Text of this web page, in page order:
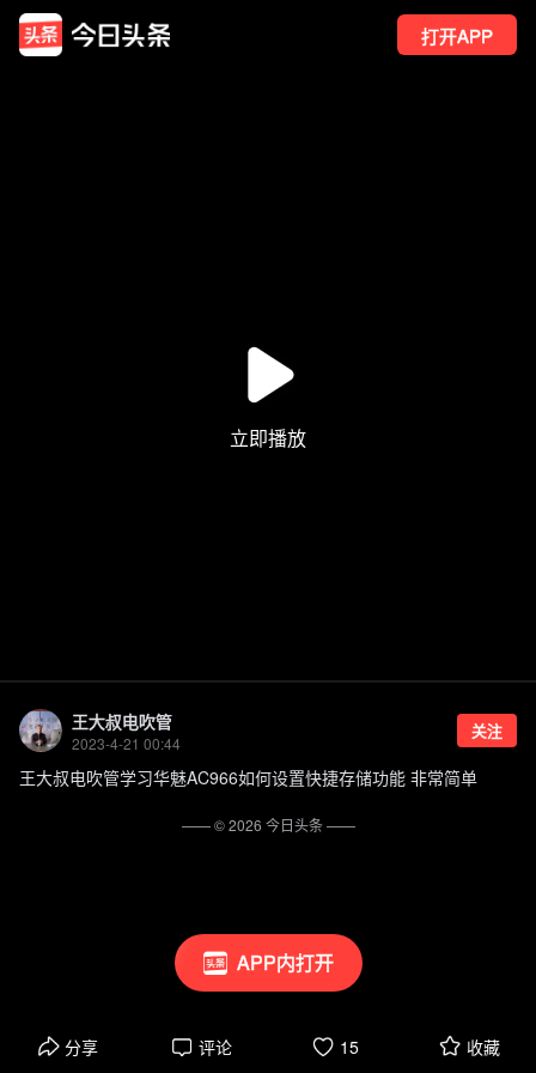
打开APP
APP内打开
王大叔电吹管
2023-4-21 00:44
关注
王大叔电吹管学习华魅AC966如何设置快捷存储功能 非常简单
分享 评论 15 收藏
—— ©2026 今日头条——